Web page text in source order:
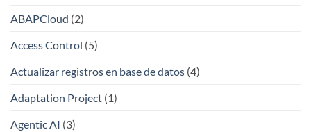
ABAPCloud (2)
Access Control (5)
Actualizar registros en base de datos (4)
Adaptation Project (1)
Agentic AI (3)